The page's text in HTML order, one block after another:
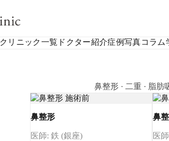
クリニック一覧 ドクター紹介症例写真コラム
鼻整形 · 二重 · 脂肪
鼻整形
医師: 鉄 (銀座)
鼻
医